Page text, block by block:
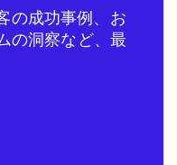
の成功事例、お
の洞察など、最